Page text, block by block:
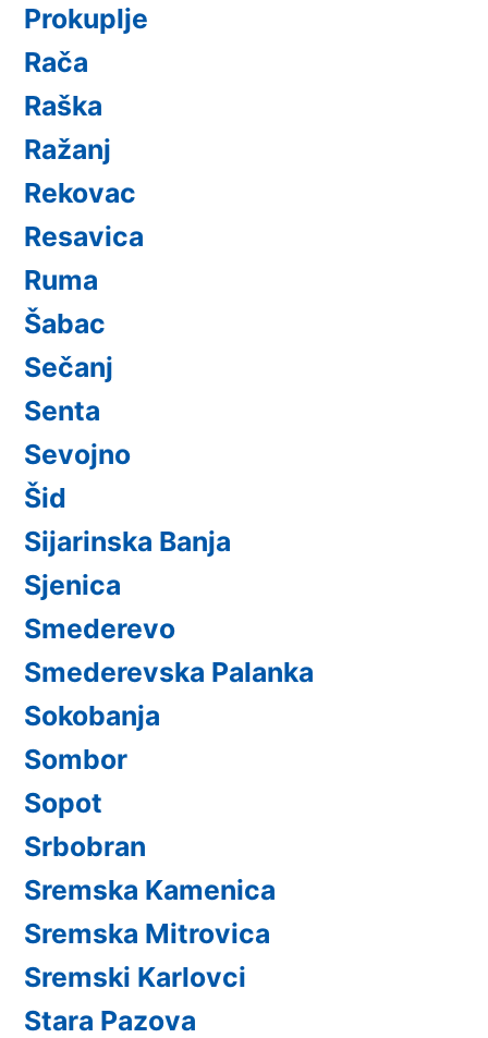
Prokuplje
Rača
Raška
Ražanj
Rekovac
Resavica
Ruma
Šabac
Sečanj
Senta
Sevojno
Šid
Sijarinska Banja
Sjenica
Smederevo
Smederevska Palanka
Sokobanja
Sombor
Sopot
Srbobran
Sremska Kamenica
Sremska Mitrovica
Sremski Karlovci
Stara Pazova